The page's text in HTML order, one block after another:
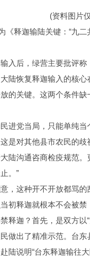
(资料图片
《释迦输陆关键：“九
入后，绿营主要批评
陆恢复释迦输入的核
的关键。这两个条件
进党当局，只能单纯
是对其他县市农民的歧
陆沟通咨商检疫规范
。”
，这种开不开放都骂
初释迦就根本不会被禁
释迦？首先，是双方
做出了精准示范。台
陆说明“台东释迦输往